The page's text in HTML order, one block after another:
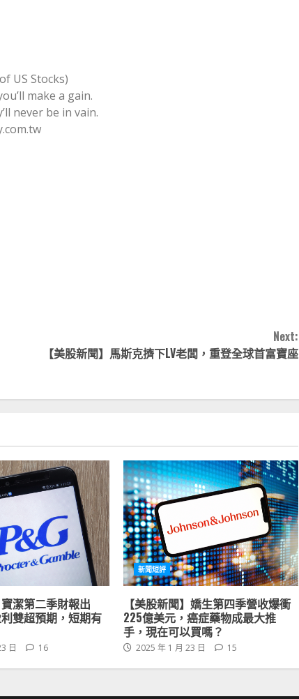
US Stocks)
make a gain.
never be in vain.
Next:
【美股新聞】馬斯克擠下LV老闆，重登全球首富寶座
寶潔第二季財報出
雙超預期，短期有
日 16
新聞短評
【美股新聞】嬌生第四季營收爆衝
225億美元，癌症藥物成最大推
手，現在可以買嗎？
2025 年 1 月 23 日 15